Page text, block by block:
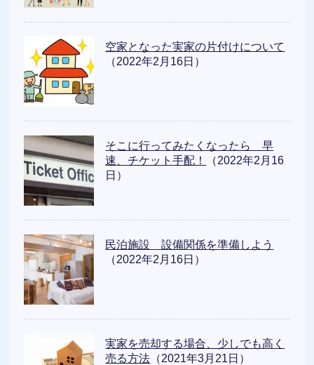
空家となった実家の片付けについて
（2022年2月16日）
そこに行ってみたくなったら 早
速、チケット手配！
（2022年2月16
日）
民泊施設 設備関係を準備しよう
（2022年2月16日）
実家を売却する場合、少しでも高く
売る方法 （2021年3月21日）